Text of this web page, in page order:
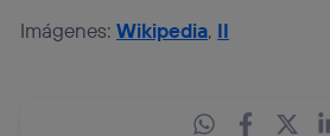
Imágenes:Wikipedia, II